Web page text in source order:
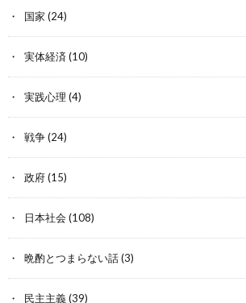
国家 (24)
実体経済 (10)
実践心理 (4)
戦争(24)
政府(15)
日本社会 (108)
晩酌とつまらない話(3)
民主主義(39)